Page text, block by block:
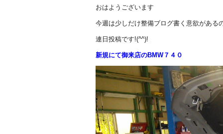
c
e
b
o
o
k
e
おはようございます
今週は少しだけ整備ブログ書く意欲がある
連日投稿です!(^^)!
新規にて御来店のBMW７４０